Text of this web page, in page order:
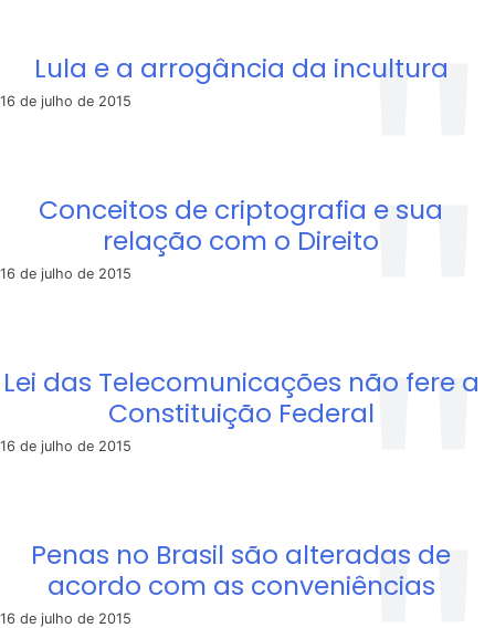
Lula e a arrogância da incultura
16 de julho de 2015
Conceitos de criptografia e sua
relação com o Direito
16 de julho de 2015
Lei das Telecomunicações não fere a
Constituição Federal
16 de julho de 2015
Penas no Brasil são alteradas de
acordo com as conveniências
16 de julho de 2015